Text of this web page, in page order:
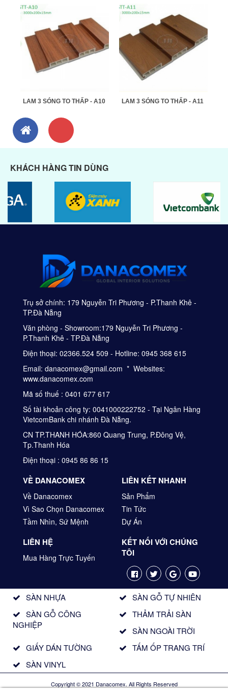
LAM 3 SÓNG TO THẤP - A10 LAM 3 SÓNG TO THẤP - A11
KHÁCH HÀNG TIN DÙNG
Trụ sở chính: 179 Nguyễn Tri Phương - P.Thanh Khê -
TP.Đà Nẵng
Văn phòng - Showroom:179 Nguyễn Tri Phương -
P.Thanh Khê - TP.Đà Nẵng
Điện thoại: 02366.524 509 - Hotline: 0945 368 615
Email: danacomex@gmail.com * Websites:
www.danacomex.com
Mã số thuế : 0401 677 617
Số tài khoản công ty: 0041000222752 - Tại Ngân Hàng
VietcomBank chi nhánh Đà Nẵng.
CN TP.THANH HÓA:860 Quang Trung, P.Đông Vệ,
Tp.Thanh Hóa
Điện thoại : 0945 86 86 15
VỀ DANACOMEX
Về Danacomex
Vì Sao Chọn Danacomex
Tầm Nhìn, Sứ Mệnh
LIÊN HỆ
Mua Hàng Trực Tuyến
LIÊN KẾT NHANH
Sản Phẩm
Tin Tức
Dự Án
KẾT NỐI VỚI CHÚNG
TÔI
SÀN NHỰA
SÀN GỖ TỰ NHIÊN
SÀN GỖ CÔNG
NGHIỆP
THẢM TRẢI SÀN
SÀN NGOÀI TRỜI
GIẤY DÁN TƯỜNG
TẤM ỐP TRANG TRÍ
SÀN VINYL
Copyright © 2021 Danacomex. All Rights Reserved